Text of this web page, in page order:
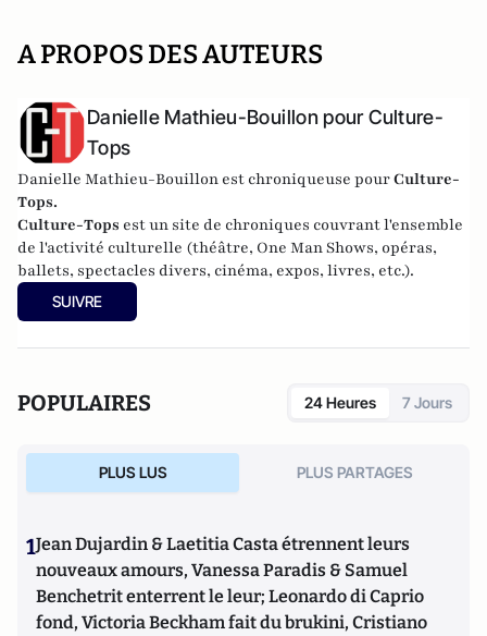
A PROPOS DES AUTEURS
Danielle Mathieu-Bouillon pour Culture-
Tops
Danielle Mathieu-Bouillon est chroniqueuse pourCulture-
Tops.
Culture-Tops est un site de chroniques couvrant l'ensemble
de l'activité culturelle (théâtre, One Man Shows, opéras,
ballets, spectacles divers, cinéma, expos, livres, etc.).
SUIVRE
POPULAIRES 24 Heures 7 Jours
PLUS LUS PLUS PARTAGES
1Jean Dujardin & Laetitia Casta étrennent leurs
nouveaux amours, Vanessa Paradis & Samuel
Benchetrit enterrent le leur; Leonardo di Caprio
fond, Victoria Beckham fait du brukini, Cristiano